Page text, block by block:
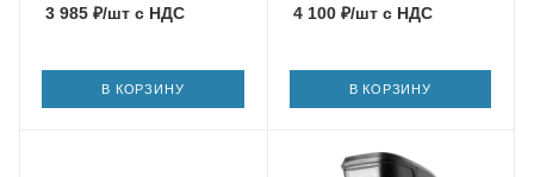
3 985 ₽/шт с НДС
В КОРЗИНУ
4 100₽/штс НДС
В КОРЗИНУ